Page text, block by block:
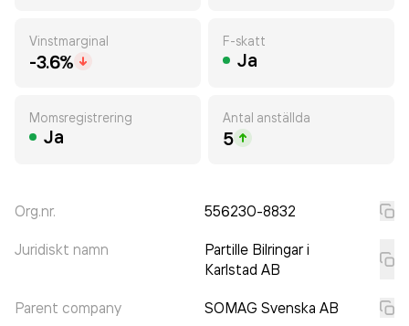
Vinstmarginal
-3.6%
F-skatt
Ja
Momsregistrering
Ja
Antal anställda
5
Org.nr. 556230-8832
Juridiskt namn
Partille Bilringar i
Karlstad AB
Parent company SOMAG Svenska AB